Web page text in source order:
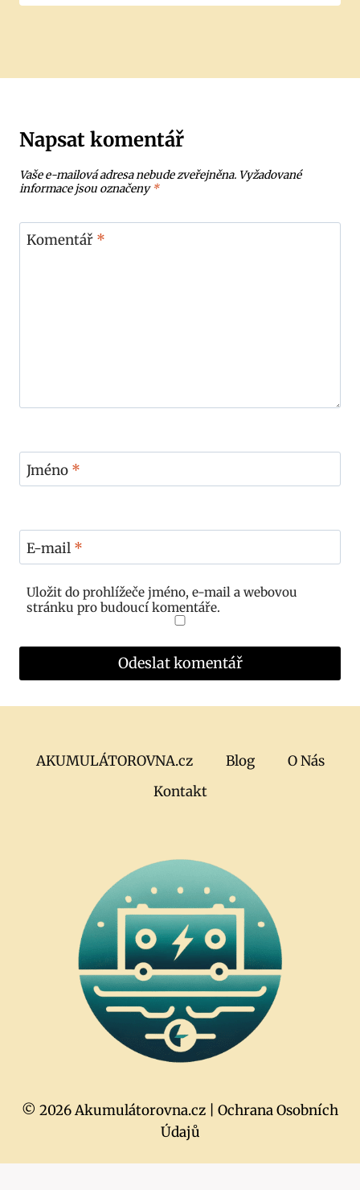
Napsat komentář
Vaše e-mailová adresa nebude zveřejněna. Vyžadované
informace jsou označeny*
Komentář *
Jméno *
E-mail *
Uložit do prohlížeče jméno, e-mail a webovou
stránku pro budoucí komentáře.
AKUMULÁTOROVNA.cz Blog
O Nás
Kontakt
© 2026 Akumulátorovna.cz | Ochrana Osobních
Údajů